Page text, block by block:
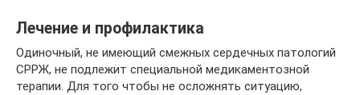
Лечение и профилактика
Одиночный, не имеющий смежных сердечных патологий
СРРЖ, не подлежит специальной медикаментозной
терапии. Для того чтобы не осложнять ситуацию,